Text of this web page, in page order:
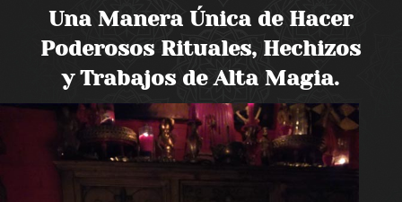
Una Manera Única de Hacer
Poderosos Rituales, Hechizos
y Trabajos de Alta Magia.